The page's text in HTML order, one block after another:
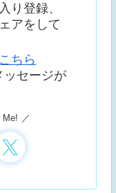
り登録、
アをして
こちら
ッセージが
Me!